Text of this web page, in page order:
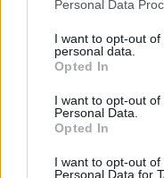
Personal Data
I want to opt-out
personal data.
Opted In
I want to opt-out
Personal Data.
Opted In
I want to opt-out
Personal Data for
Κάπως έτσι δείχνει να
οποία θα μας
ηθογραφούν την
άφατα χρώματα τον